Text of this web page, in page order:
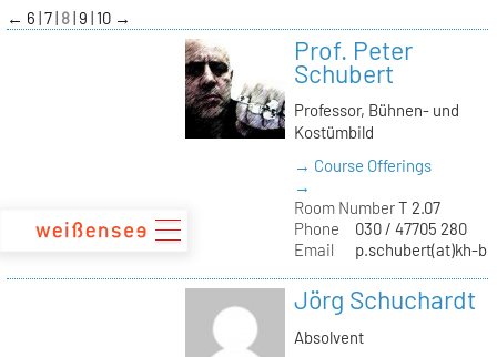
zum
Inhalt
← 6 7 8 9 10 →
Prof. Peter
Schubert
Professor, Bühnen- und
Kostümbild
→ Course Offerings
→
Room NumberT 2.07
Phone
030 / 47705 280
Email
p.schubert(at)kh-
Jörg Schuchardt
Absolvent